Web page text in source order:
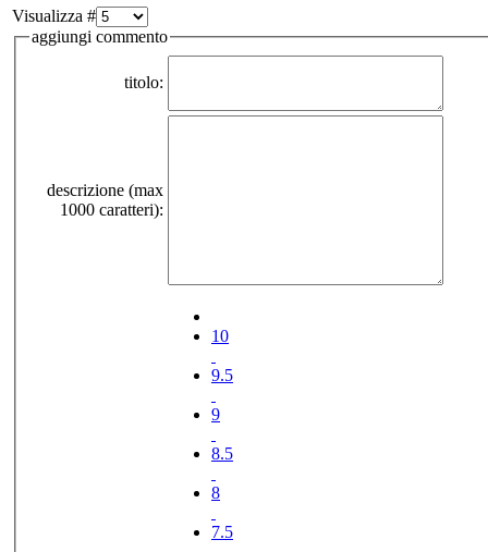
Visualizza #
aggiungi commento
titolo:
descrizione (max
1000 caratteri):
10
9.5
9
8.5
8
7.5